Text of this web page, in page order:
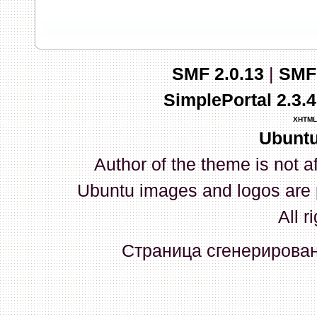
03 Апреля 2026, 10:02:33
whookey:GenKass: с
03 Апреля 2026, 05:22:56
GenKass:По тому же
02 Апреля 2026, 12:56:37
GenKass:Всем доброго
серии (6592) 1-1245, 3-
прошить до 7926, чтобы
Атол 11 видится в системе
SMF 2.0.13|
SimplePortal
XHTML
Author of the theme is not
Ubuntu images and logos
All
Страница